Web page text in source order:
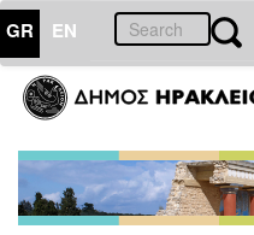
GR EN
ΔΗΜΟΣ
Δελτία
Τύπου
Αρχείο